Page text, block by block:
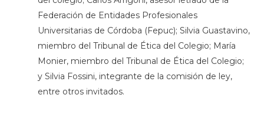
Federación de Entidades Profesionales
Universitarias de Córdoba (Fepuc); Silvia Guastavino,
miembro del Tribunal de Ética del Colegio; María
Monier, miembro del Tribunal de Ética del Colegio;
y Silvia Fossini, integrante de la comisión de ley,
entre otros invitados.